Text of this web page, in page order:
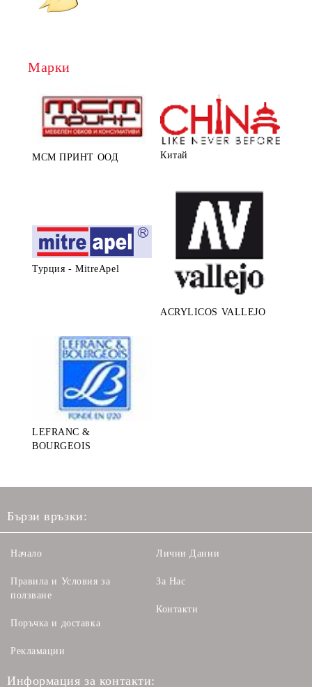
Марки
МСМ ПРИНТ ООД Китай
Турция - MitreApel
ACRYLICOS VALLEJO
LEFRANC &
BOURGEOIS
Бързи връзки:
Начало
Правила и Условия за
ползване
Поръчка и доставка
Рекламации
Лични Данни
За Нас
Контакти
Информация за контакти: